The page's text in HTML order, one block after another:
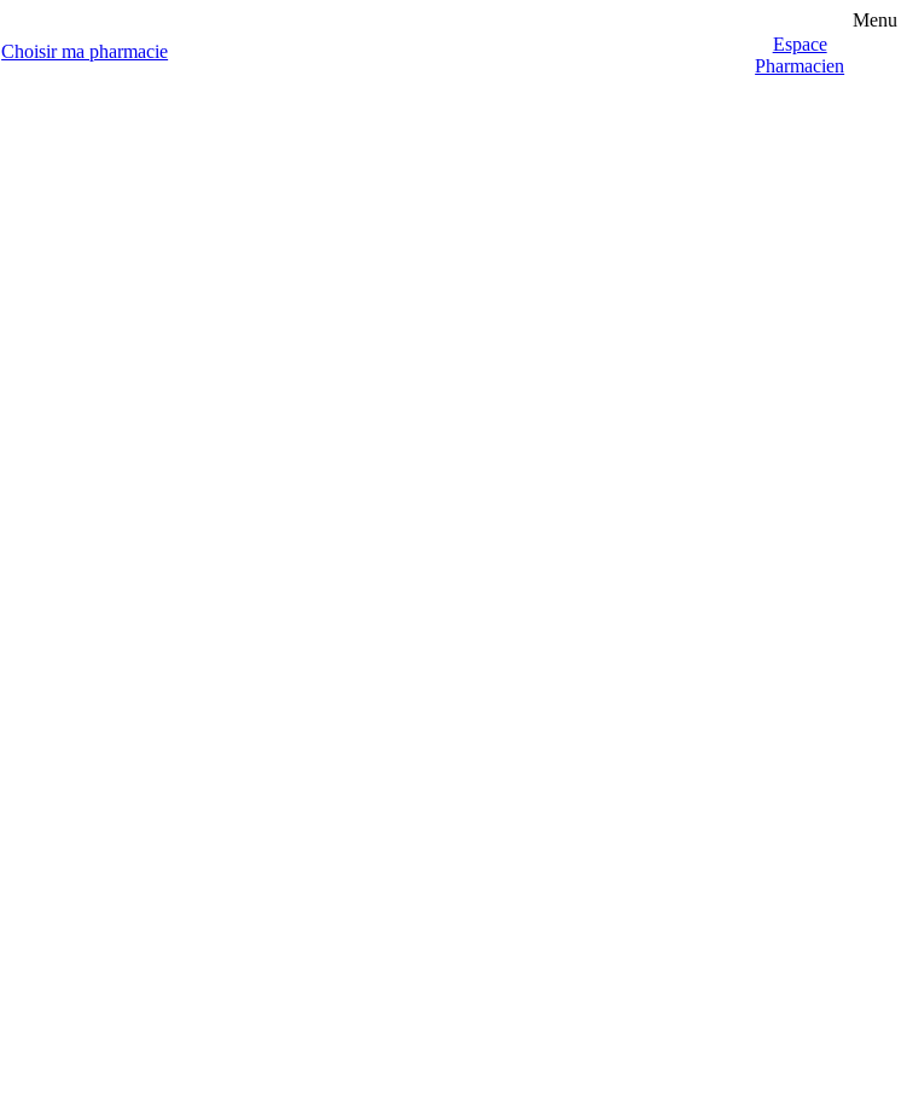
Choisir ma pharmacie
Espace
Pharmacien
Menu